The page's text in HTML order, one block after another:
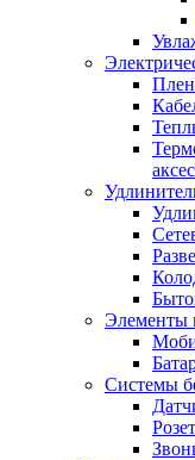
Элементы
Системы